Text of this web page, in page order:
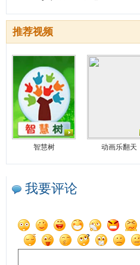
推荐视频
智慧树 动画乐翻天
我要评论